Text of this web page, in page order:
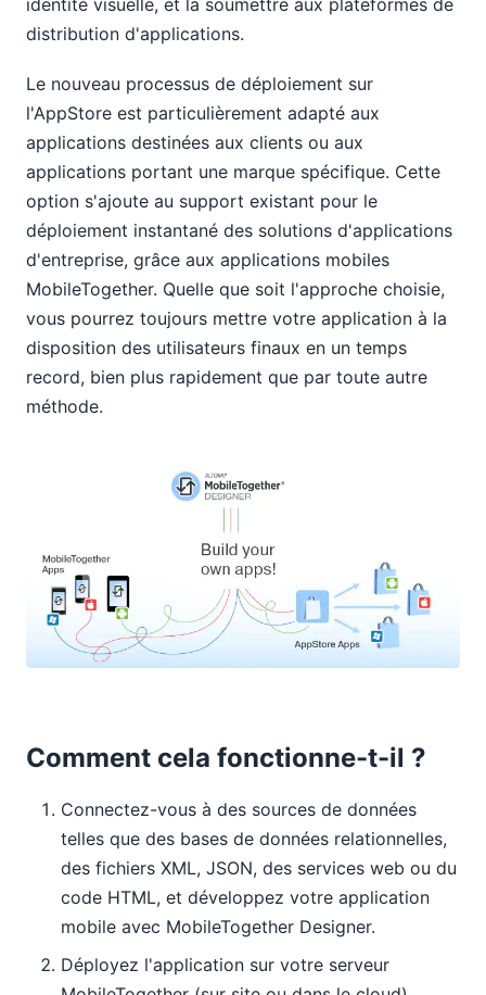
distribution d'applications.
Le nouveau processus de déploiement sur
l'AppStore est particulièrement adapté aux
applications destinées aux clients ou aux
applications portant une marque spécifique. Cette
option s'ajoute au support existant pour le
déploiement instantané des solutions d'applications
d'entreprise, grâce aux applications mobiles
MobileTogether. Quelle que soit l'approche choisie,
vous pourrez toujours mettre votre application à la
disposition des utilisateurs finaux en un temps
record, bien plus rapidement que par toute autre
méthode.
Comment cela fonctionne-t-il ?
Connectez-vous à des sources de données
telles que des bases de données relationnelles,
des fichiers XML, JSON, des services web ou du
code HTML, et développez votre application
mobile avec MobileTogether Designer.
Déployez l'application sur votre serveur